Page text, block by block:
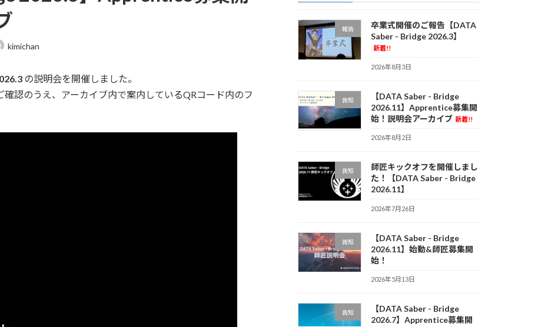
kimichan
の説明会を開催しました。
認のうえ、アーカイブ内で案内しているQRコード内のフ
報告
卒業式開催のご報告【DATA
Saber - Bridge 2026.3】
新着!!
2026年8月3日
告知
【DATA Saber - Bridge
2026.11】Apprentice募集開
始！説明会アーカイブ 新着!!
2026年8月2日
告知
師匠キックオフを開催しまし
た！【DATA Saber - Bridge
2026.11】
2026年7月26日
告知
【DATA Saber - Bridge
2026.11】始動&師匠募集開
始！
2026年5月13日
告知
【DATA Saber - Bridge
2026.7】Apprentice募集開